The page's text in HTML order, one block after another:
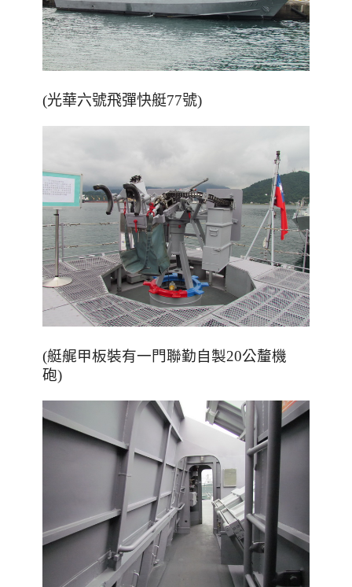
(光華六號飛彈快艇77號)
(艇艉甲板裝有一門聯勤自製20公釐機
砲)